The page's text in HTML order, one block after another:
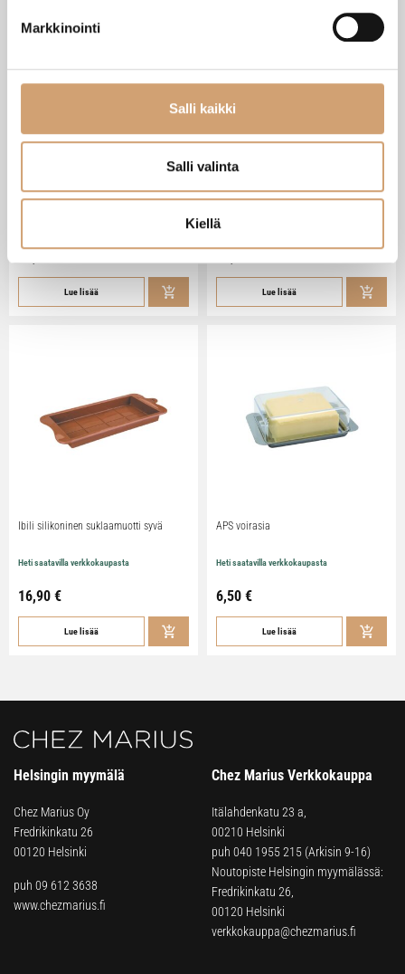
Markkinointi
Salli kaikki
Salli valinta
Kiellä
Zassenhaus Gera sähköinen
pippurimylly 18cm
Lue lisää
Heti saatavilla verkkokaupasta
Lue lisää
Ibili silikoninen suklaamuotti syvä
Heti saatavilla verkkokaupasta
16,90 €
Lue lisää
APS voirasia
Heti saatavilla verkkokaupasta
6,50 €
Lue lisää
Helsingin myymälä
Chez Marius Oy
Fredrikinkatu 26
00120 Helsinki
puh 09 612 3638
www.chezmarius.fi
Chez Marius Verkkokauppa
Itälahdenkatu 23 a,
00210 Helsinki
puh 040 1955 215 (Arkisin 9-16)
Noutopiste Helsingin myymälässä:
Fredrikinkatu 26,
00120 Helsinki
verkkokauppa@chezmarius.fi